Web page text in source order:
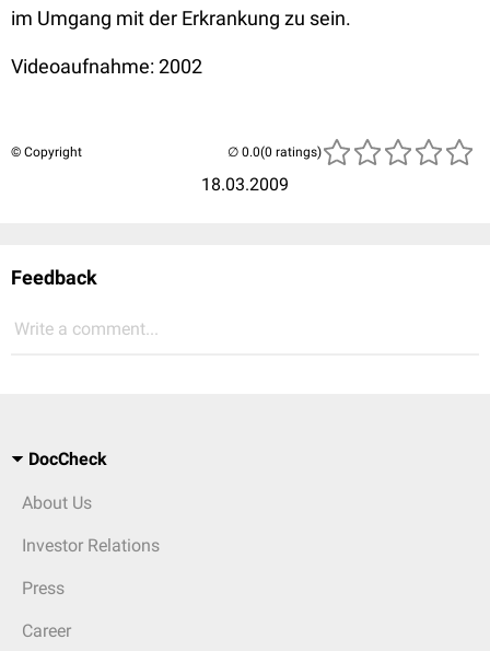
im Umgang mit der Erkrankung zu sein.
Videoaufnahme: 2002
© Copyright
18.03.2009
(0 ratings)
Feedback
Write a comment...
DocCheck
About Us
Investor Relations
Press
Career